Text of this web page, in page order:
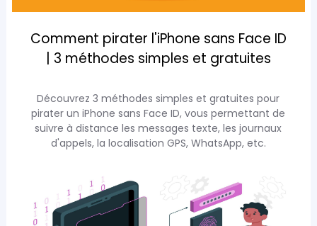
Comment pirater l'iPhone sans Face ID
| 3 méthodes simples et gratuites
Découvrez 3 méthodes simples et gratuites pour
pirater un iPhone sans Face ID, vous permettant de
suivre à distance les messages texte, les journaux
d'appels, la localisation GPS, WhatsApp, etc.